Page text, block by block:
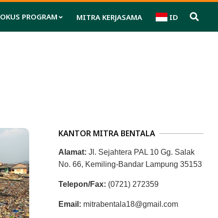
PROGRAM MITRA KERJASAMA ID
KANTOR MITRA BENTALA
Alamat: Jl. Sejahtera PAL 10 Gg. Salak
No. 66, Kemiling-Bandar Lampung 35153
Telepon/Fax: (0721) 272359
Email: mitrabentala18@gmail.com